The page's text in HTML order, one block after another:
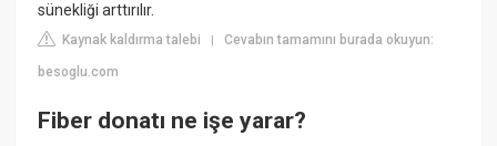
sünekliği arttırılır.
Kaynak kaldırma talebi |Cevabın tamamını burada okuyun:
besoglu.com
Fiber donatı ne işe yarar?